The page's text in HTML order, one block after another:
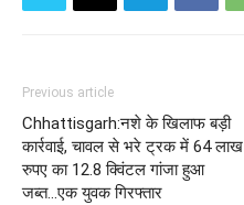
Previous article
Chhattisgarh:नशे के खिलाफ बड़ी
कार्रवाई, चावल से भरे ट्रक में 64 लाख
रुपए का 12.8 क्विंटल गांजा हुआ
जब्त...एक युवक गिरफ्तार